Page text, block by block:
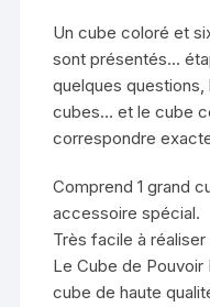
Un cube coloré et
sont présentés…
quelques questions,
cubes… et le cube
correspondre
Comprend 1 grand
accessoire spécial.
Très facile à
Le Cube de
cube de haute